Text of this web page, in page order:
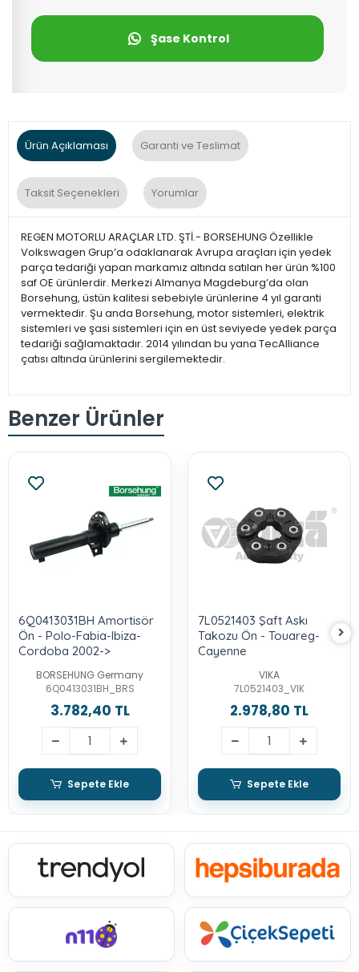
Şase Kontrol
Ürün Açıklaması Garanti ve Teslimat
Taksit Seçenekleri Yorumlar
REGEN MOTORLU ARAÇLAR LTD. ŞTİ.- BORSEHUNG Özellikle
Volkswagen Grup’a odaklanarak Avrupa araçları için yedek
parça tedariği yapan markamız altında satılan her ürün %100
saf OE ürünlerdir. Merkezi Almanya Magdeburg’da olan
Borsehung, üstün kalitesi sebebiyle ürünlerine 4 yıl garanti
vermektedir. Şu anda Borsehung, motor sistemleri, elektrik
sistemleri ve şasi sistemleri için en üst seviyede yedek parça
tedariği sağlamaktadır. 2014 yılından bu yana TecAlliance
çatısı altında ürünlerini sergilemektedir.
Benzer Ürünler
6Q0413031BH Amortisör
Ön - Polo-Fabia-Ibiza-
Cordoba 2002->
BORSEHUNG Germany
6Q0413031BH_BRS
3.782,40 TL
Sepete Ekle
7L0521403 Şaft Askı
Takozu Ön - Touareg-
Cayenne
VIKA
7L0521403_VIK
2.978,80 TL
Sepete Ekle